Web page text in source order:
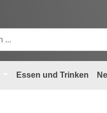
Essen und Trinken